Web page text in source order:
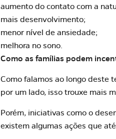
aumento do contato com a
mais desenvolvimento;
menor nível de ansiedade;
melhora no sono.
Como as famílias podem
Como falamos ao longo deste
por um lado, isso trouxe mais
Porém, iniciativas como o
existem algumas ações que